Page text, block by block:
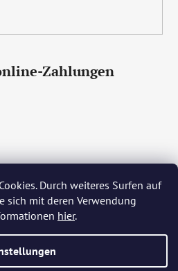
Durch weiteres Surfen auf
sich mit deren Verwendung
hier.
Zahlungen
English Deutsch Magyar
Italiano Español Français
Hrvatski Slovenščina
Ελληνικά Svenska Dansk